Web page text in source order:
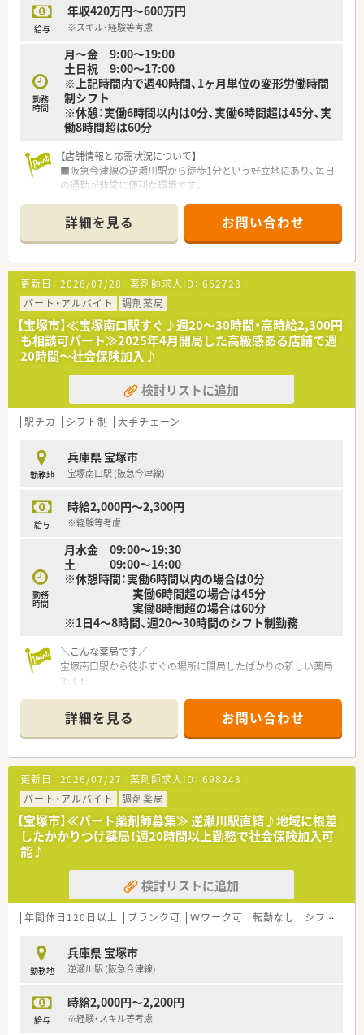
■残業代は1分単位で厳密に計算して支給される仕組みが整って
おり、サービス残業が発生しないよう適正な労務管理が徹底され
■産前産後休暇や育児休暇の取得率は高水準を誇っており、ライ
フステージが変化しても柔軟にキャリアを継続できる環境が整
っています。
■人員配置は状況に合わせてグループ内で都度見直しが行われ
ており、特定の店舗に過度な負担がかからないよう配慮がなされ
ています。
【こんな方が活躍中】
■育休からの復帰率が90％を超えているため、子育てと仕事を
両立しながら第一線で活躍し続ける女性薬剤師が非常に多い職
場です。
■一つの科目だけでなく整形外科や皮膚科など複数科目を学び
たい方が在籍しており、日々の処方箋を通じて着実に知見を広げ
ています。
■大手グループの安定性と地元企業のような柔軟性の両方を重
視する方が多く、居心地の良い環境の中で長期的に勤務を継続し
ています。
給与
年収420万円～600万円
※スキル・経験等考慮
勤務
時間
月～金 9:00～19:00
土日祝 9:00～17:00
※上記時間内で週40時間、1ヶ月単位の変形労働時間
制シフト
※休憩：実働6時間以内は0分、実働6時間超は45分、実
働8時間超は60分
【店舗情報と応需状況について】
■阪急今津線の逆瀬川駅から徒歩1分という好立地にあり、毎日
の通勤が非常に便利な環境です。
など幅広い科目に触れられます。
■常時3名から4名の薬剤師体制で業務を行っており、協力しな
がらスムーズに調剤を進めています。
【法人特徴について】
■兵庫県内に11店舗を展開しており、地域社会に貢献する専門
性を重視したサービスを提供しています。
■社員の平均勤続年数が18年と非常に長く、定着率の高さが働
きやすい環境であることを証明しています。
■産休や育休の取得率および復帰率が100％という実績があり、
ライフステージの変化にも柔軟です。
【こんな方にオススメ】
■駅チカで通勤の利便性を重視しつつ、地域に根ざした薬局でじ
っくりと働きたい方に最適です。
富な職場で働きたい方にお勧めです。
■教育制度が充実しているため、働きながらスキルアップや資格
取得を目指したい方に適しています。
【こんな取り組みをしています】
■メーカーを招いての勉強会を定期的に開催しており、新薬や治
■漢方やサプリメントのアドバイザー資格など、多岐にわたる資
格取得を会社が支援しています。
■ 年に1回の社員パーティーや各種イベントを通じて、店舗を超
えたスタッフ間の交流を図っています。
詳細を見る お問い合わせ
更新日： 2026/07/28 薬剤師求人ID： 662728
パート・アルバイト
調剤薬局
【宝塚市】≪宝塚南口駅すぐ♪週20～30時間・高時給2,300円
も相談可パート≫2025年4月開局した高級感ある店舗で週
20時間～社会保険加入♪
検討リストに追加
駅チカ シフト制 大手チェーン
勤務地
兵庫県 宝塚市
宝塚南口駅 (阪急今津線)
給与
時給2,000円～2,300円
※経験等考慮
勤務
時間
月水金 09:00～19:30
土 09:00～14:00
※休憩時間：実働6時間以内の場合は0分
実働6時間超の場合は45分
実働8時間超の場合は60分
※1日4～8時間、週20～30時間のシフト制勤務
＼こんな薬局です／
宝塚南口駅から徒歩すぐの場所に開局したばかりの新しい薬局
です！
＼こんな会社です！／
■全国にグループ全体で約400店舗の調剤薬局を経営している
大手調剤薬局です。
大手と地場チェーンの良いところを取っている企業様です。
■特徴は、“全国展開”でありながら“地域密着”の取り組みを大切
にしている薬局様です。
地域の皆様の役に立ち、必要とされ、信頼され、愛される「地域薬
局」を追求されています。
■薬剤師の方の平均年齢が36歳と経験豊富なベテラン社員が多
い中で、薬局雰囲気を企業として非常に大切にされている調剤薬
■病院門前2割、クリニック門前/モールが8割のため幅広く勉強
をしたい方にも、地域の方やドクターとしっかりコミュニケーシ
ョンを取りたい方にもおすすめです。
詳細を見る お問い合わせ
更新日： 2026/07/27 薬剤師求人ID： 698243
パート・アルバイト
調剤薬局
【宝塚市】≪パート薬剤師募集≫ 逆瀬川駅直結♪地域に根差
したかかりつけ薬局！週20時間以上勤務で社会保険加入可
能♪
検討リストに追加
年間休日120日以上 ブランク可 Ｗワーク可 転勤なし シフト制
勤務地
兵庫県 宝塚市
逆瀬川駅 (阪急今津線)
給与
時給2,000円～2,200円
※経験・スキル等考慮